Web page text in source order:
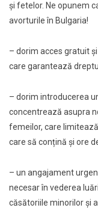
şi fetelor. Ne opunem
avorturile în Bulgaria!
– dorim acces gratuit
care garantează
– dorim introducerea
concentrează asupra
femeilor, care
care să conțină şi ore
– un angajament
necesar în vederea
căsătoriile minorilor şi